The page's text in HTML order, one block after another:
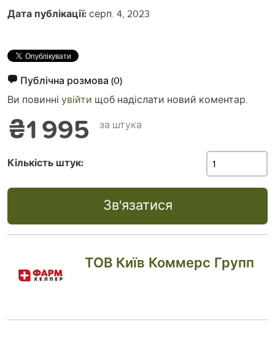
Дата публікації:серп. 4, 2023
Публічна розмова (0)
Ви повинні увійти щоб надіслати новий коментар.
₴1 995 за штука
Кількість штук:
Зв'язатися
ТОВ Київ Коммерс Групп